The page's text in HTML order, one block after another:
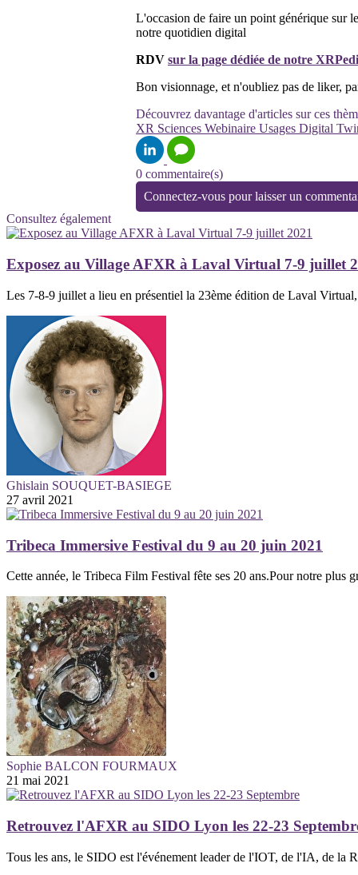
L'occasion de faire un point générique sur
notre quotidien digital
RDV sur la page dédiée de notre
Bon visionnage, et n'oubliez pas de liker,
Découvrez davantage d'articles sur ces
XR Sciences Webinaire Usages Digital
0 commentaire(s)
Connectez-vous pour laisser un
Consultez également
Exposez au Village AFXR à Laval Virtual 7-9 juillet
Les 7-8-9 juillet a lieu en présentiel la 23ème édition de Laval
Ghislain SOUQUET-BASIEGE
27 avril 2021
Tribeca Immersive Festival du 9 au 20 juin 2021
Cette année, le Tribeca Film Festival fête ses 20 ans.Pour notre plus
Sophie BALCON FOURMAUX
21 mai 2021
Retrouvez l'AFXR au SIDO Lyon les 22-23
Tous les ans, le SIDO est l'événement leader de l'IOT, de l'IA, de la